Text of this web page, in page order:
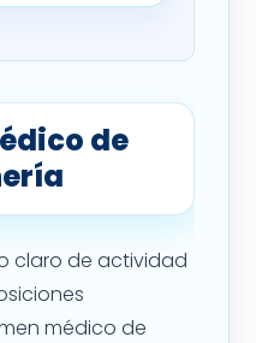
de
claro de actividad
médico de